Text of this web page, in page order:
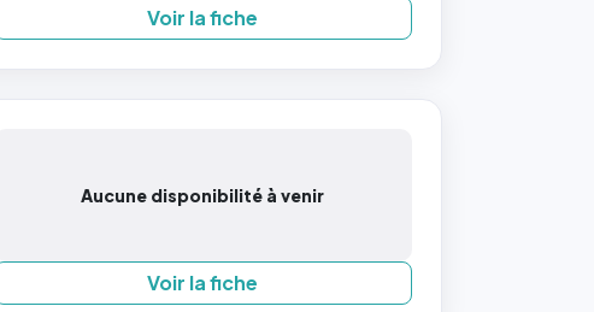
Voir la fiche
Aucune disponibilité à venir
Voir la fiche